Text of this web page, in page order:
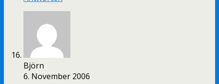
Björn
6. November 2006